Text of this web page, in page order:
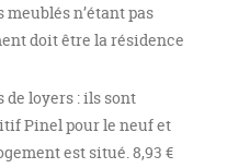
n’étant pas
doit être la résidence
de loyers : ils sont
Pinel pour le neuf et
est situé. 8,93 €